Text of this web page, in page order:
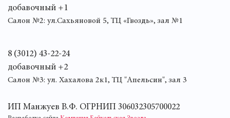
добавочный +1
Салон №2: ул.Сахьяновой 5, ТЦ «Гвоздь», зал №1
8 (3012) 43-22-24
добавочный +2
Салон №3: ул. Хахалова 2к1, ТЦ "Апельсин", зал 3
ИП Манжуев В.Ф. ОГРНИП 306032305700022